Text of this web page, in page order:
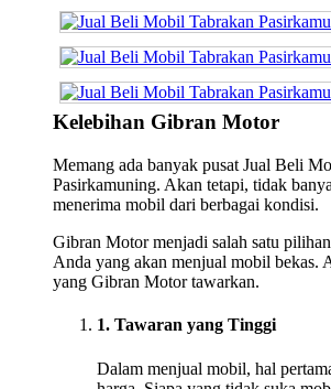
Kelebihan Gibran Motor
Memang ada banyak pusat Jual Beli
Pasirkamuning. Akan tetapi, tidak
menerima mobil dari berbagai kondisi.
Gibran Motor menjadi salah satu
Anda yang akan menjual mobil bekas.
yang Gibran Motor tawarkan.
1. Tawaran yang Tinggi
Dalam menjual mobil, hal